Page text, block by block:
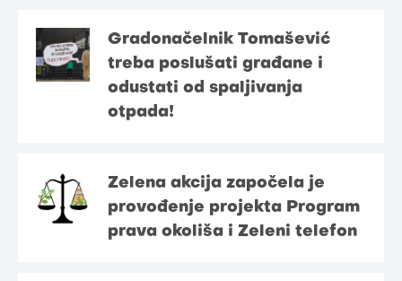
Gradonačelnik Tomašević
treba poslušati građane i
odustati od spaljivanja
otpada!
Zelena akcija započela je
provođenje projekta Program
prava okoliša i Zeleni telefon